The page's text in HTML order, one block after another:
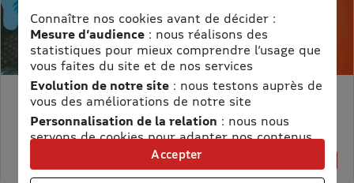
MON PETIT SCIENCE ET VIE AVEC NANO
Prix kiosque :71,40 €
Meilleur prix :
Connaître nos cookies avant de décider :
Mesure d’audience: nous réalisons des
statistiques pour mieux comprendre l’usage que
vous faites du site et de nos services
Evolution de notre site: nous testons auprès de
vous des améliorations de notre site
Personnalisation de la relation : nous nous
servons de cookies pour adapter nos contenus
et personnaliser nos offres
Univers publicitaire: nous utilisons avec nos
Accepter